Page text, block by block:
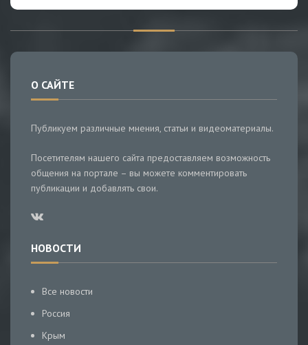
О САЙТЕ
Публикуем различные мнения, статьи и видеоматериалы.
Посетителям нашего сайта предоставляем возможность
общения на портале – вы можете комментировать
публикации и добавлять свои.
НОВОСТИ
Все новости
Россия
Крым